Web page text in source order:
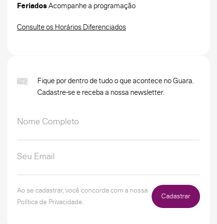
FeriadosAcompanhe a programação
Consulte os Horários Diferenciados
Fique por dentro de tudo o que acontece no Guara.
Cadastre-se e receba a nossa newsletter.
Ao se cadastrar, você concorda com a nossa
Política de Privacidade.
Cadastrar